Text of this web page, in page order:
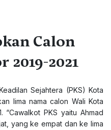
Calon
2021
Sejahtera (PKS) Kota
lima nama calon Wali Kota
“Cawalkot PKS yaitu Ahmad
yang ke empat dan ke lima